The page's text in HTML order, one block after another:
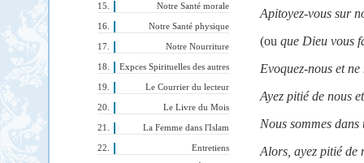
Notre Santé morale
Notre Santé physique
Notre Nourriture
Expces Spirituelles des autres
Le Courrier du lecteur
Le Livre du Mois
La Femme dans l'Islam
Entretiens
Apitoyez-vous sur
(ou que Dieu vous
Evoquez-nous et
Ayez pitié de nous
Nous sommes
Alors, ayez pitié de